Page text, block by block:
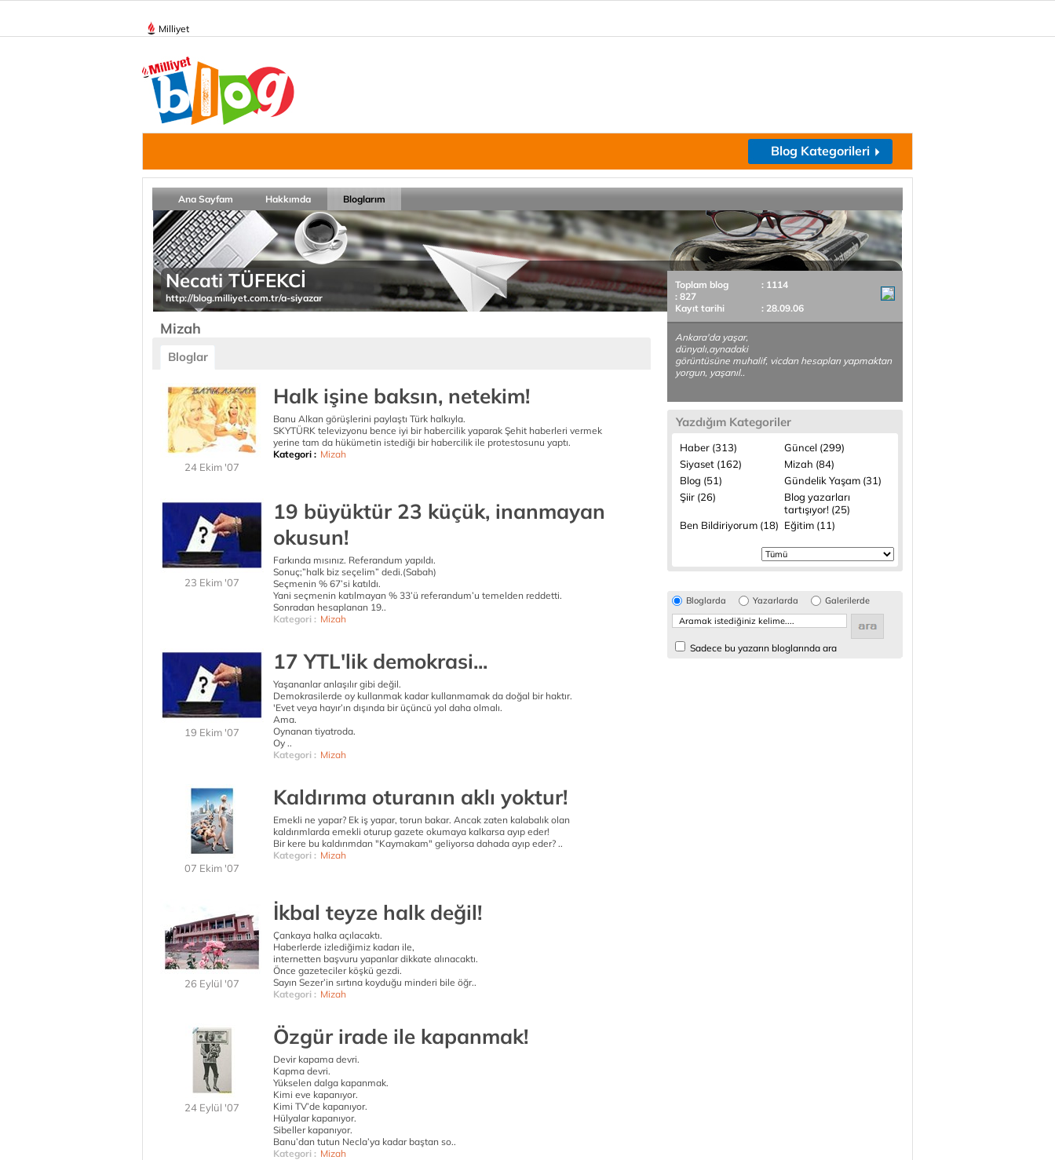
Milliyet
Blog Kategorileri
Ana Sayfam Hakkımda Bloglarım
Necati TÜFEKCİ
http://blog.milliyet.com.tr/a-siyazar
Mizah
Bloglar
24 Ekim '07
Halk işine baksın, netekim!
Banu Alkan görüşlerini paylaştı Türk halkıyla.
SKYTÜRK televizyonu bence iyi bir habercilik yaparak Şehit haberleri vermek
yerine tam da hükümetin istediği bir habercilik ile protestosunu yaptı.
Kategori : Mizah
23 Ekim '07
19 büyüktür 23 küçük, inanmayan
okusun!
Farkında mısınız. Referandum yapıldı.
Sonuç;”halk biz seçelim” dedi.(Sabah)
Seçmenin % 67’si katıldı.
Yani seçmenin katılmayan % 33’ü referandum’u temelden reddetti.
Sonradan hesaplanan 19..
Kategori : Mizah
19 Ekim '07
17 YTL'lik demokrasi...
Yaşananlar anlaşılır gibi değil.
Demokrasilerde oy kullanmak kadar kullanmamak da doğal bir haktır.
'Evet veya hayır’ın dışında bir üçüncü yol daha olmalı.
Ama.
Oynanan tiyatroda.
Oy ..
Kategori : Mizah
07 Ekim '07
Kaldırıma oturanın aklı yoktur!
Emekli ne yapar? Ek iş yapar, torun bakar. Ancak zaten kalabalık olan
kaldırımlarda emekli oturup gazete okumaya kalkarsa ayıp eder!
Bir kere bu kaldırımdan "Kaymakam" geliyorsa dahada ayıp eder? ..
Kategori : Mizah
26 Eylül '07
İkbal teyze halk değil!
Çankaya halka açılacaktı.
Haberlerde izlediğimiz kadarı ile,
internetten başvuru yapanlar dikkate alınacaktı.
Önce gazeteciler köşkü gezdi.
Sayın Sezer’in sırtına koyduğu minderi bile öğr..
Kategori : Mizah
24 Eylül '07
Özgür irade ile kapanmak!
Devir kapama devri.
Kapma devri.
Yükselen dalga kapanmak.
Kimi eve kapanıyor.
Kimi TV’de kapanıyor.
Hülyalar kapanıyor.
Sibeller kapanıyor.
Banu’dan tutun Necla’ya kadar baştan so..
Kategori : Mizah
Toplam blog
: 1114
: 827
Kayıt tarihi
: 28.09.06
Ankara'da yaşar,
dünyalı,aynadaki
görüntüsüne muhalif, vicdan hesapları yapmaktan
yorgun, yaşanıl..
Yazdığım Kategoriler
Haber (313)
Güncel (299)
Siyaset (162)
Mizah (84)
Blog (51)
Gündelik Yaşam (31)
Şiir (26)
Blog yazarları
tartışıyor! (25)
Ben Bildiriyorum (18) Eğitim (11)
Bloglarda Yazarlarda Galerilerde
Sadece bu yazarın bloglarında ara